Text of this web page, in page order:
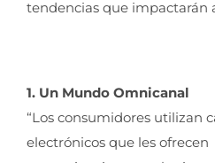
tendencias que impactarán
1. Un Mundo Omnicanal
“Los consumidores utilizan
electrónicos que les ofrecen